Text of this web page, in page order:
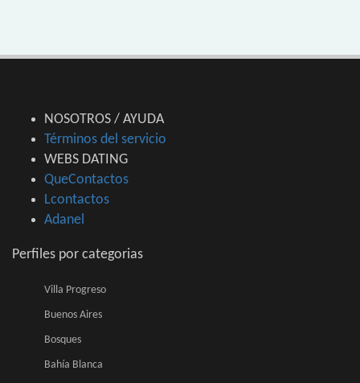
NOSOTROS / AYUDA
Términos del servicio
WEBS DATING
QueContactos
Lcontactos
Adanel
Perfiles por categorias
Villa Progreso
Buenos Aires
Bosques
Bahía Blanca